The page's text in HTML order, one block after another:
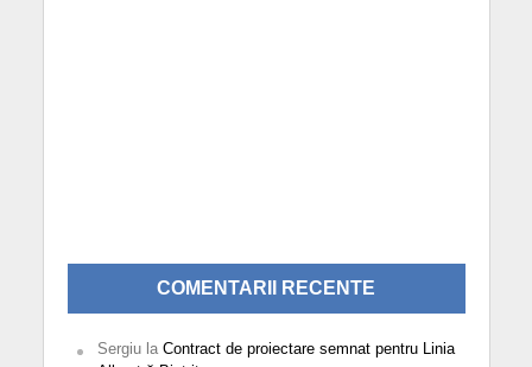
COMENTARII RECENTE
Sergiula Contract de proiectare semnat pentru Linia